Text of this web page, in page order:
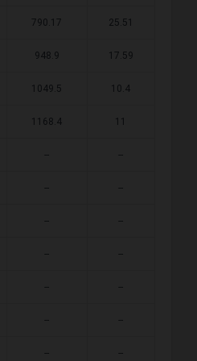
790.17 25.51
948.9 17.59
1049.5 10.4
1168.4 11
-- --
-- --
-- --
-- --
-- --
-- --
-- --